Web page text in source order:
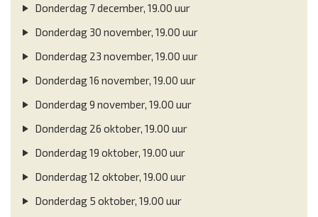
Donderdag 7 december, 19.00 uur
Donderdag 30 november, 19.00 uur
Donderdag 23 november, 19.00 uur
Donderdag 16 november, 19.00 uur
Donderdag 9 november, 19.00 uur
Donderdag 26 oktober, 19.00 uur
Donderdag 19 oktober, 19.00 uur
Donderdag 12 oktober, 19.00 uur
Donderdag 5 oktober, 19.00 uur